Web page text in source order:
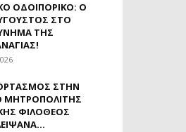
ΟΔΟΙΠΟΡΙΚΟ: Ο
ΣΤΟ
ΤΗΣ
ΣΤΗΝ
ΜΗΤΡΟΠΟΛΊΤΗΣ
ΦΙΛΌΘΕΟΣ